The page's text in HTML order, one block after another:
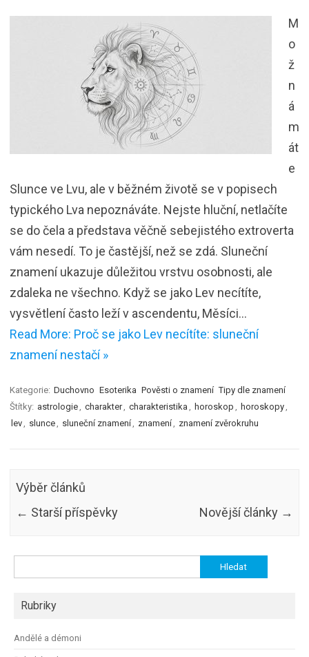
M
o
ž
n
á
m
át
e
Slunce ve Lvu, ale v běžném životě se v popisech
typického Lva nepoznáváte. Nejste hluční, netlačíte
se do čela a představa věčně sebejistého extroverta
vám nesedí. To je častější, než se zdá. Sluneční
znamení ukazuje důležitou vrstvu osobnosti, ale
zdaleka ne všechno. Když se jako Lev necítíte,
vysvětlení často leží v ascendentu, Měsíci…
Read More: Proč se jako Lev necítíte: sluneční
znamení nestačí »
Kategorie: Duchovno Esoterika Pověsti o znamení Tipy dle znamení
Štítky: astrologie charakter charakteristika horoskop horoskopy
lev
slunce sluneční znamení znamení znamení zvěrokruhu
Výběr článků
← Starší příspěvky Novější články →
Rubriky
Andělé a démoni